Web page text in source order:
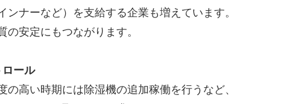
ナーなど）を支給する企業も増えています。
の安定にもつながります。
ール
高い時期には除湿機の追加稼働を行うなど、